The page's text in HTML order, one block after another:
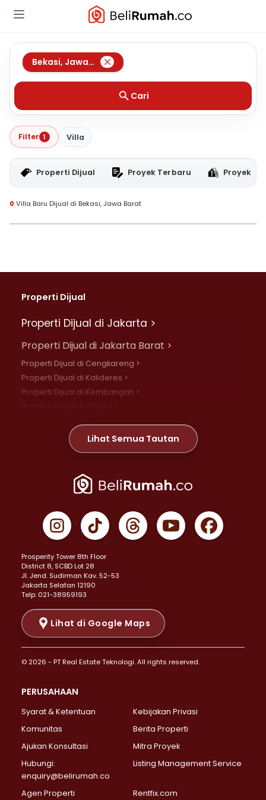
Bekasi, Jawa Barat
Cari
Filter 1 Villa
Properti Dijual Proyek Terbaru Proyek
0 Villa Baru Dijual di Bekasi, Jawa Barat
Properti Dijual
Properti Dijual di Jakarta >
Properti Dijual di Jakarta Barat >
Properti Dijual di Cengkareng >
Properti Dijual di Kalideres >
Properti Dijual di Kembangan >
Properti Dijual di Meruya >
Properti Dijual di Jelambar >
Properti Dijual di Jakarta Pusat >
Properti Dijual di Gambir >
Properti Dijual di Johar Baru >
Properti Dijual di Menteng >
Properti Dijual di Senen >
Properti Dijual di Tanah Abang >
Properti Dijual di Cikini >
Properti Dijual di Kramat >
Properti Dijual di Pasar Baru >
Properti Dijual di Bendungan Hilir >
Properti Dijual di Jakarta Selatan >
Properti Dijual di Lebak Bulus >
Properti Dijual di Gandaria Selatan >
Properti Dijual di Pondok Labu >
Properti Dijual di Lenteng Agung >
Properti Dijual di Senayan >
Properti Dijual di Pondok Pinang >
Lihat Semua Tautan
Prosperity Tower 8th Floor
District 8, SCBD Lot 28
JI. Jend. Sudirman Kav. 52-53
Jakarta Selatan 12190
Telp: 021-38959193
Lihat di Google Maps
© 2026 - PT Real Estate Teknologi. All rights reserved.
PERUSAHAAN
Syarat & Ketentuan
Kebijakan Privasi
Komunitas
Berita Properti
Ajukan Konsultasi
Mitra Proyek
Hubungi:
enquiry@belirumah.co
Listing Management Service
Agen Properti Rentfix.com